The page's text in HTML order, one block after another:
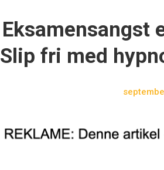
Eksamensangst
Slip fri med